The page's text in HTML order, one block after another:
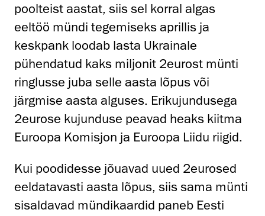
poolteist aastat, siis sel korral algas
eeltöö mündi tegemiseks aprillis ja
keskpank loodab lasta Ukrainale
pühendatud kaks miljonit 2eurost münti
ringlusse juba selle aasta lõpus või
järgmise aasta alguses. Erikujundusega
2eurose kujunduse peavad heaks kiitma
Euroopa Komisjon ja Euroopa Liidu riigid.
Kui poodidesse jõuavad uued 2eurosed
eeldatavasti aasta lõpus, siis sama münti
sisaldavad mündikaardid paneb Eesti